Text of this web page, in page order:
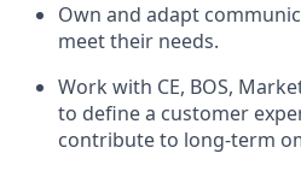
Own and adapt
meet their needs.
Work with CE, BOS,
to define a customer
contribute to long-term